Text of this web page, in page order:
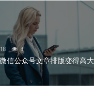
8
信公众号文章排版变得高大